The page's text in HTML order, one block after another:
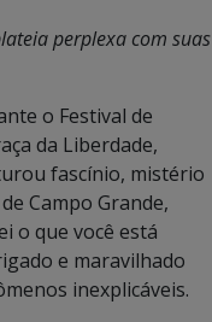
perplexa com suas
o Festival de
da Liberdade,
fascínio, mistério
Campo Grande,
o que você está
e maravilhado
inexplicáveis.